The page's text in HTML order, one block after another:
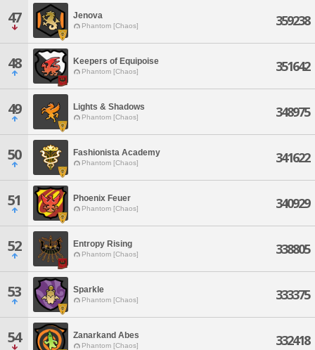
47 Jenova
Phantom [Chaos] 359238
48 Keepers of Equipoise
Phantom [Chaos] 351642
49 Lights & Shadows
Phantom [Chaos] 348975
50 Fashionista Academy
Phantom [Chaos] 341622
51 Phoenix Feuer
Phantom [Chaos] 340929
52 Entropy Rising
Phantom [Chaos] 338805
53 Sparkle
Phantom [Chaos] 333375
54 Zanarkand Abes
Phantom [Chaos] 332418